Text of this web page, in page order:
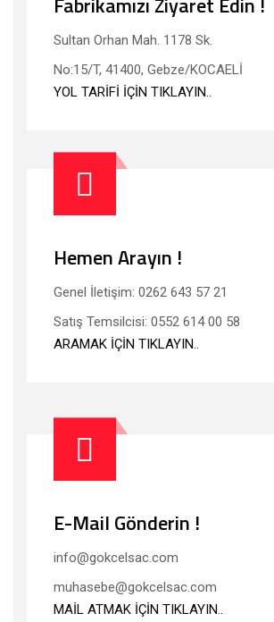
Sultan Orhan Mah. 1178 Sk.
No:15/T, 41400, Gebze/KOCAELİ
YOL TARİFİ İÇİN TIKLAYIN..
Hemen Arayın !
Genel İletişim: 0262 643 57 21
Satış Temsilcisi: 0552 614 00 58
ARAMAK İÇİN TIKLAYIN..
E-Mail Gönderin !
info@gokcelsac.com
muhasebe@gokcelsac.com
MAİL ATMAK İÇİN TIKLAYIN..